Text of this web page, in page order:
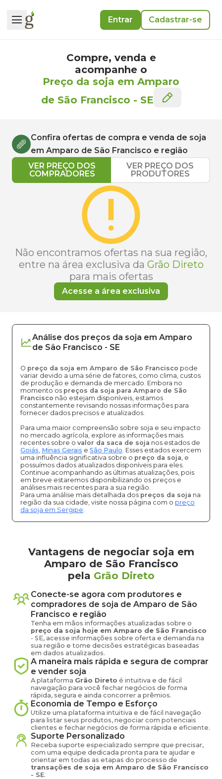
Entrar Cadastrar-se
Compre, venda e
acompanhe o
Preço da soja em Amparo
de São Francisco - SE
Confira ofertas de compra e venda de soja
em Amparo de São Francisco e região
VER PREÇO DOS
COMPRADORES
VER PREÇO DOS
PRODUTORES
Não encontramos ofertas na sua região,
entre na área exclusiva da Grão Direto
para mais ofertas
Acesse a área exclusiva
Análise dos preços da soja em Amparo
de São Francisco - SE
O preço da soja em Amparo de São Francisco pode
variar devido a uma série de fatores, como clima, custos
de produção e demanda de mercado. Embora no
momento os preços da soja para Amparo de São
Francisco não estejam disponíveis, estamos
constantemente revisando nossas informações para
fornecer dados precisos e atualizados.
Para uma maior compreensão sobre soja e seu impacto
no mercado agrícola, explore as informações mais
recentes sobre o valor da saca de soja nos estados de
Goiás, Minas Gerais e São Paulo. Esses estados exercem
uma influência significativa sobre o preço da soja, e
possuímos dados atualizados disponíveis para eles.
Continue acompanhando as últimas atualizações, pois
em breve estaremos disponibilizando os preços e
análises mais recentes para a sua região.
Para uma análise mais detalhada dos preços da soja na
região da sua cidade, visite nossa página com o preço
da soja em Sergipe.
Vantagens de negociar soja em
Amparo de São Francisco
pela Grão Direto
Conecte-se agora com produtores e
compradores de soja de Amparo de São
Francisco e região
Tenha em mãos informações atualizadas sobre o
preço da soja hoje em Amparo de São Francisco
- SE, acesse informações sobre oferta e demanda na
sua região e tome decisões estratégicas baseadas
em dados atualizados.
A maneira mais rápida e segura de comprar
e vender soja
A plataforma Grão Direto é intuitiva e de fácil
navegação para você fechar negócios de forma
rápida, segura e ainda concorrer a prêmios.
Economia de Tempo e Esforço
Utilize uma plataforma intuitiva e de fácil navegação
para listar seus produtos, negociar com potenciais
clientes e fechar negócios de forma rápida e eficiente.
Suporte Personalizado
Receba suporte especializado sempre que precisar,
com uma equipe dedicada pronta para te ajudar e
orientar em todas as etapas do processo de
transações de soja em Amparo de São Francisco
- SE.